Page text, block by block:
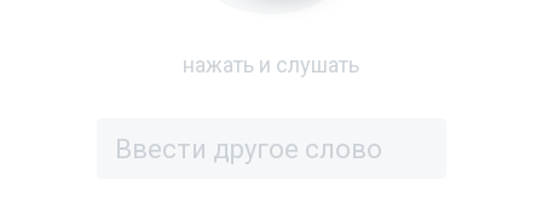
нажать и слушать